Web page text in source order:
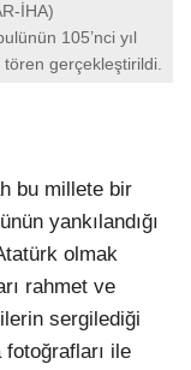
İHA)
105’nci yıl
tören gerçekleştirildi.
bu millete bir
yankılandığı
olmak
rahmet ve
sergilediği
fotoğrafları ile